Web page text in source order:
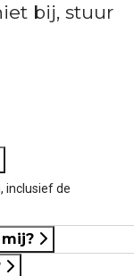
bij, stuur
inclusief de